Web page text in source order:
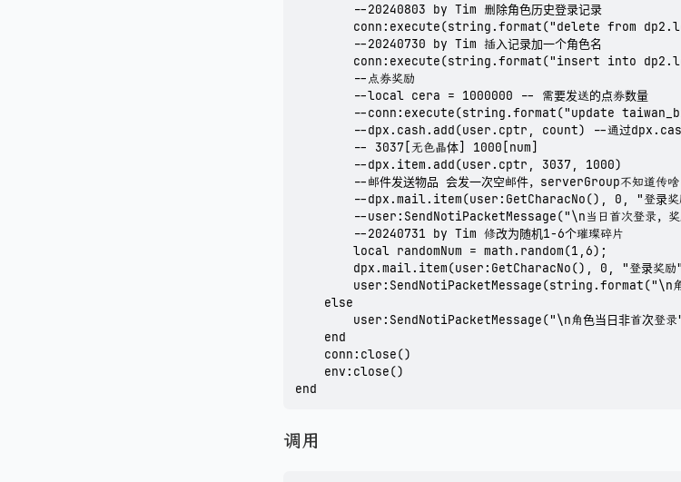
        --20240803 by Tim 删除角色历史登录记录
conn:execute(string.format("delete from
        --20240730 by Tim 插入记录加一个角色名
conn:execute(string.format("insert into
        --点券奖励
        --local cera = 1000000 -- 需要发送的点券数量
--conn:execute(string.format("update
--dpx.cash.add(user.cptr, count) --通过
        -- 3037[无色晶体] 1000[num]
        --dpx.item.add(user.cptr, 3037, 1000)
        --邮件发送物品 会发一次空邮件，serverGroup不知道传啥
--dpx.mail.item(user:GetCharacNo(), 0, "登录奖
--user:SendNotiPacketMessage("\n当日首次登录，奖
        --20240731 by Tim 修改为随机1-6个璀璨碎片
        local randomNum = math.random(1,6);
dpx.mail.item(user:GetCharacNo(), 0, "登录奖励
user:SendNotiPacketMessage(string.format("\n角
    else
user:SendNotiPacketMessage("\n角色当日非首次登录
    end
    conn:close()
    env:close()
end
调用